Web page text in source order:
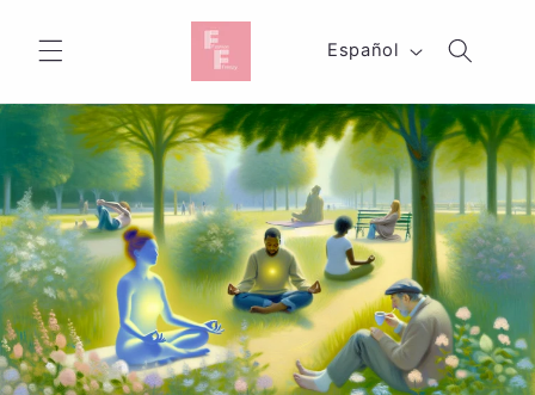
al contenido
i
o
m
a
Español